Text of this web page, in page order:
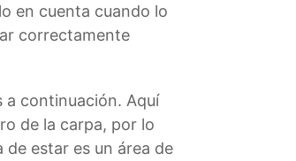
en cuenta cuando lo
correctamente
a continuación. Aquí
de la carpa, por lo
de estar es un área de